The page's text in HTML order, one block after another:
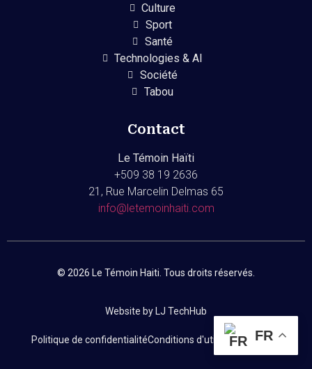
Culture
Sport
Santé
Technologies & AI
Société
Tabou
Contact
Le Témoin Haïti
+509 38 19 2636
21, Rue Marcelin Delmas 65
info@letemoinhaiti.com
© 2026 Le Témoin Haiti. Tous droits réservés.
Website by LJ TechHub
Politique de confidentialitéConditions d'utilisationContact
FR